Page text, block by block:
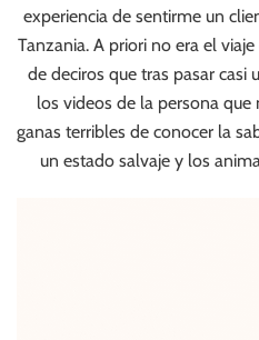
experiencia de sentirme un
Tanzania. A priori no era el
de deciros que tras pasar casi
los videos de la persona
ganas terribles de conocer la
un estado salvaje y los